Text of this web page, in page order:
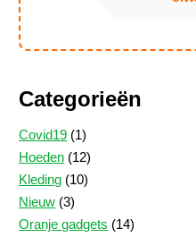
Categorieën
Covid19 11
product
Hoeden 1212
producten
Kleding 1010
Nieuw 33
producten
Oranje gadgets 1414